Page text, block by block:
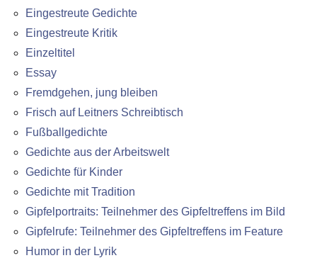
Eingestreute Gedichte
Eingestreute Kritik
Einzeltitel
Essay
Fremdgehen, jung bleiben
Frisch auf Leitners Schreibtisch
Fußballgedichte
Gedichte aus der Arbeitswelt
Gedichte für Kinder
Gedichte mit Tradition
Gipfelportraits: Teilnehmer des Gipfeltreffens im Bild
Gipfelrufe: Teilnehmer des Gipfeltreffens im Feature
Humor in der Lyrik